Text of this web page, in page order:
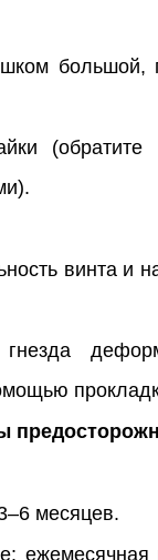
большой,
(обратите
винта и
месяцев.